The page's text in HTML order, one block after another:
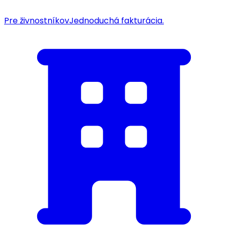
Pre živnostníkovJednoduchá fakturácia.